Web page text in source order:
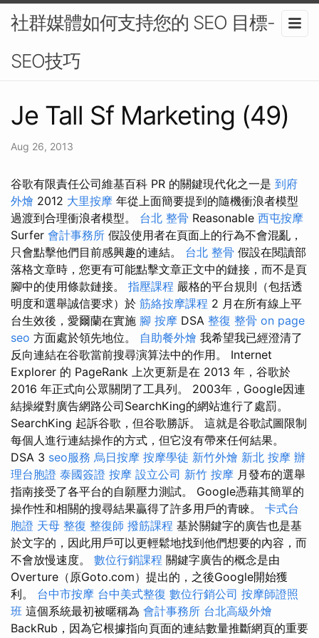
社群媒體如何支持您的 SEO 目標-
SEO技巧
Je Tall Sf Marketing (49)
Aug 26, 2013
谷歌有限責任公司維基百科 PR 的關鍵現代化之一是 到府
外燴 2012 大里按摩 年從上面簡要提到的隨機衝浪者模型
過渡到合理衝浪者模型。 台北 整骨 Reasonable 西屯按摩
Surfer 會計事務所 假設使用者在頁面上的行為不會混亂，
只會點擊他們目前感興趣的連結。 台北 整骨 假設在閱讀部
落格文章時，您更有可能點擊文章正文中的鏈接，而不是頁
腳中的使用條款鏈接。 指壓課程 嚴格的平台規則（包括透
明度和選舉誠信要求）於 筋絡按摩課程 2 月在所有線上平
台生效後，愛爾蘭在實施 腳 按摩 DSA 整復 整骨 on page
seo 方面處於領先地位。 自助餐外燴 我希望我已經澄清了
反向連結在谷歌當前搜尋演算法中的作用。 Internet
Explorer 的 PageRank 上次更新是在 2013 年，谷歌於
2016 年正式向公眾關閉了工具列。 2003年，Google因連
結操縱對廣告網路公司SearchKing的網站進行了處罰。
SearchKing 起訴谷歌，但谷歌勝訴。 這就是谷歌試圖限制
每個人進行連結操作的方式，但它沒有帶來任何結果。
DSA 3 seo服務 烏日按摩 按摩學徒 新竹外燴 新北 按摩 辦
理台胞證 泰國簽證 按摩 設立公司 新竹 按摩 月發布的選舉
指南接受了各平台的自願壓力測試。 Google憑藉其簡單的
操作性和相關的搜尋結果贏得了許多用戶的青睞。 卡式台
胞證 天母 整復 整復師 撥筋課程 基於關鍵字的廣告也是基
於文字的，因此用戶可以更輕鬆地找到他們想要的內容，而
不會放慢速度。 數位行銷課程 關鍵字廣告的概念是由
Overture（原Goto.com）提出的，之後Google開始獲
利。 台中市按摩 台中美式整復 數位行銷公司 按摩師證照
班 這個系統最初被暱稱為 會計事務所 台北高級外燴
BackRub，因為它根據指向頁面的連結數量推斷網頁的重要